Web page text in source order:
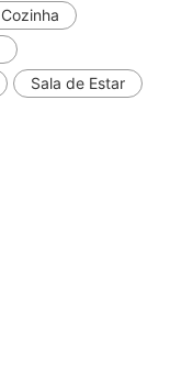
Cozinha
Sala de Estar